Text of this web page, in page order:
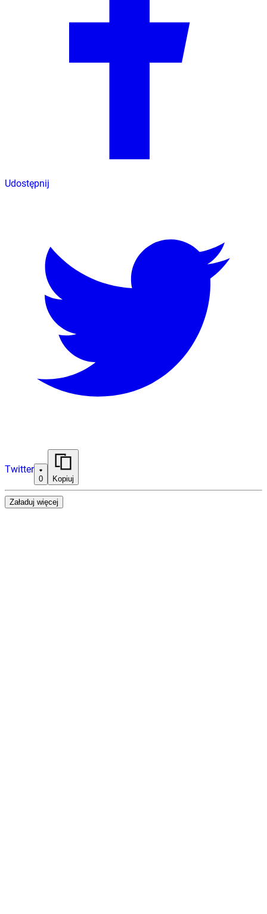
Udostępnij
Twitter
0 Kopiuj
Załaduj więcej